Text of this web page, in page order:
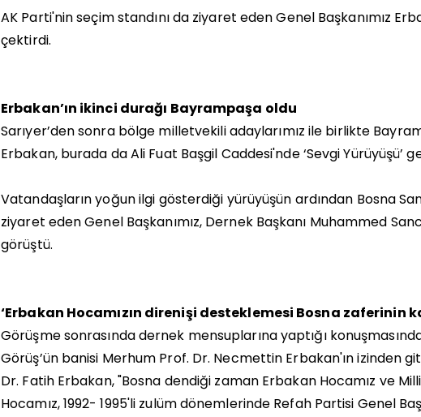
AK Parti'nin seçim standını da ziyaret eden Genel Başkanımız
çektirdi.
Erbakan’ın ikinci durağı Bayrampaşa oldu
Sarıyer’den sonra bölge milletvekili adaylarımız ile birlikte
Erbakan, burada da Ali Fuat Başgil Caddesi'nde ‘Sevgi Yürüyüşü’
Vatandaşların yoğun ilgi gösterdiği yürüyüşün ardından Bosna
ziyaret eden Genel Başkanımız, Dernek Başkanı Muhammed
görüştü.
‘Erbakan Hocamızın direnişi desteklemesi Bosna zaferinin
Görüşme sonrasında dernek mensuplarına yaptığı
Görüş’ün banisi Merhum Prof. Dr. Necmettin Erbakan'ın izinden
Dr. Fatih Erbakan, "Bosna dendiği zaman Erbakan Hocamız ve
Hocamız, 1992- 1995'li zulüm dönemlerinde Refah Partisi Genel